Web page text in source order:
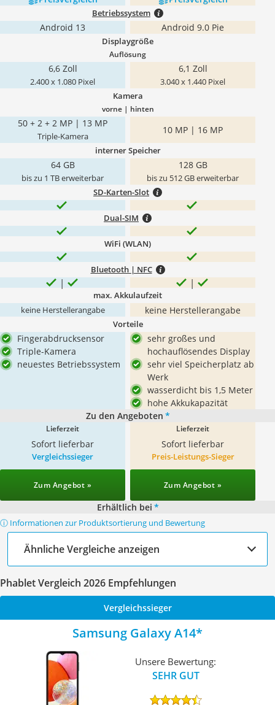
Betriebssystem
Android 13 Android 9.0 Pie
Displaygröße
Auflösung
6,6 Zoll
2.400 x 1.080 Pixel
6,1 Zoll
3.040 x 1.440 Pixel
Kamera
vorne | hinten
50 + 2 + 2 MP | 13 MP
Triple-Kamera
10 MP | 16 MP
interner Speicher
64 GB
bis zu 1 TB erweiterbar
128 GB
bis zu 512 GB erweiterbar
SD-Karten-Slot
Dual-SIM
WiFi (WLAN)
Bluetooth | NFC
max. Akkulaufzeit
keine Herstellerangabe keine Herstellerangabe
Vorteile
Fingerabdrucksensor
Triple-Kamera
neuestes Betriebssystem
sehr großes und
hochauflösendes Display
sehr viel Speicherplatz ab
Werk
wasserdicht bis 1,5 Meter
hohe Akkukapazität
Zu den Angeboten *
Lieferzeit
Sofort lieferbar
Lieferzeit
Sofort lieferbar
Vergleichssieger
Zum Angebot »
Preis-Leistungs-Sieger
Zum Angebot »
Erhältlich bei *
ⓘ Informationen zur Produktsortierung und Bewertung
Ähnliche Vergleiche anzeigen
Phablet Vergleich 2026 Empfehlungen
Vergleichssieger
Samsung Galaxy A14
Unsere Bewertung:
SEHR GUT